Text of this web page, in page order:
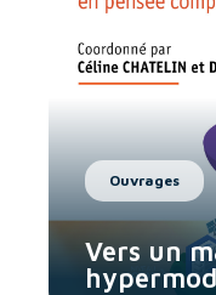
Ouvrages
Vers un